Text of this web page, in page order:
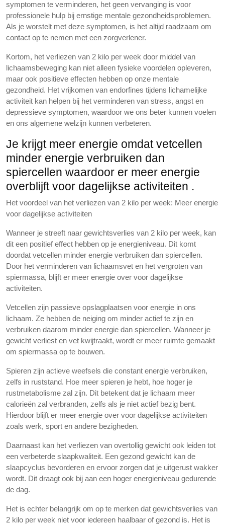
symptomen te verminderen, het geen vervanging is voor
professionele hulp bij ernstige mentale gezondheidsproblemen.
Als je worstelt met deze symptomen, is het altijd raadzaam om
contact op te nemen met een zorgverlener.
Kortom, het verliezen van 2 kilo per week door middel van
lichaamsbeweging kan niet alleen fysieke voordelen opleveren,
maar ook positieve effecten hebben op onze mentale
gezondheid. Het vrijkomen van endorfines tijdens lichamelijke
activiteit kan helpen bij het verminderen van stress, angst en
depressieve symptomen, waardoor we ons beter kunnen voelen
en ons algemene welzijn kunnen verbeteren.
Je krijgt meer energie omdat vetcellen
minder energie verbruiken dan
spiercellen waardoor er meer energie
overblijft voor dagelijkse activiteiten .
Het voordeel van het verliezen van 2 kilo per week: Meer energie
voor dagelijkse activiteiten
Wanneer je streeft naar gewichtsverlies van 2 kilo per week, kan
dit een positief effect hebben op je energieniveau. Dit komt
doordat vetcellen minder energie verbruiken dan spiercellen.
Door het verminderen van lichaamsvet en het vergroten van
spiermassa, blijft er meer energie over voor dagelijkse
activiteiten.
Vetcellen zijn passieve opslagplaatsen voor energie in ons
lichaam. Ze hebben de neiging om minder actief te zijn en
verbruiken daarom minder energie dan spiercellen. Wanneer je
gewicht verliest en vet kwijtraakt, wordt er meer ruimte gemaakt
om spiermassa op te bouwen.
Spieren zijn actieve weefsels die constant energie verbruiken,
zelfs in ruststand. Hoe meer spieren je hebt, hoe hoger je
rustmetabolisme zal zijn. Dit betekent dat je lichaam meer
calorieën zal verbranden, zelfs als je niet actief bezig bent.
Hierdoor blijft er meer energie over voor dagelijkse activiteiten
zoals werk, sport en andere bezigheden.
Daarnaast kan het verliezen van overtollig gewicht ook leiden tot
een verbeterde slaapkwaliteit. Een gezond gewicht kan de
slaapcyclus bevorderen en ervoor zorgen dat je uitgerust wakker
wordt. Dit draagt ook bij aan een hoger energieniveau gedurende
de dag.
Het is echter belangrijk om op te merken dat gewichtsverlies van
2 kilo per week niet voor iedereen haalbaar of gezond is. Het is